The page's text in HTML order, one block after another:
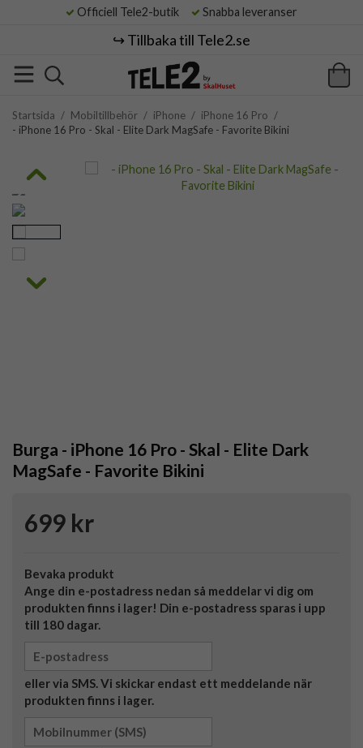
Officiell Tele2-butik Snabba leveranser
↪️ Tillbaka till Tele2.se
Startsida / Mobiltillbehör / iPhone / iPhone 16 Pro /
- iPhone 16 Pro - Skal - Elite Dark MagSafe - Favorite Bikini
Burga - iPhone 16 Pro - Skal - Elite Dark
MagSafe - Favorite Bikini
699 kr
Bevaka produkt
Ange din e-postadress nedan så meddelar vi dig om
produkten finns i lager! Din e-postadress sparas i upp
till 180 dagar.
eller via SMS. Vi skickar endast ett meddelande när
produkten finns i lager.